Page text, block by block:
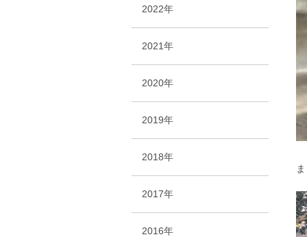
2022年
2021年
2020年
2019年
2018年
2017年
2016年